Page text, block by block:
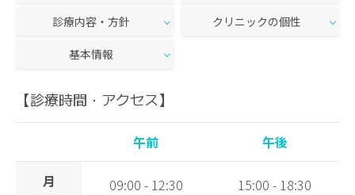
診療内容・方針 クリニックの個性
基本情報
【診療時間・アクセス】
午前 午後
月 09:00 - 12:30 15:00 - 18:30